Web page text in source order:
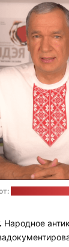
. Народное